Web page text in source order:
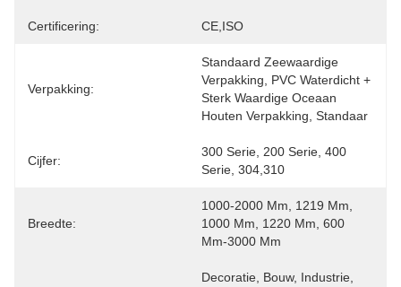
Certificering: CE,ISO
Verpakking:
Standaard Zeewaardige
Verpakking, PVC Waterdicht +
Sterk Waardige Oceaan
Houten Verpakking, Standaar
Cijfer:
300 Serie, 200 Serie, 400
Serie, 304,310
Breedte:
1000-2000 Mm, 1219 Mm,
1000 Mm, 1220 Mm, 600
Mm-3000 Mm
Decoratie, Bouw, Industrie,